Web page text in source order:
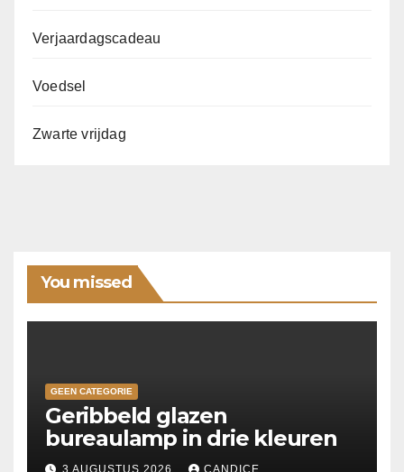
Verjaardagscadeau
Voedsel
Zwarte vrijdag
You missed
GEEN CATEGORIE
Geribbeld glazen
bureaulamp in drie kleuren
3 AUGUSTUS 2026 CANDICE